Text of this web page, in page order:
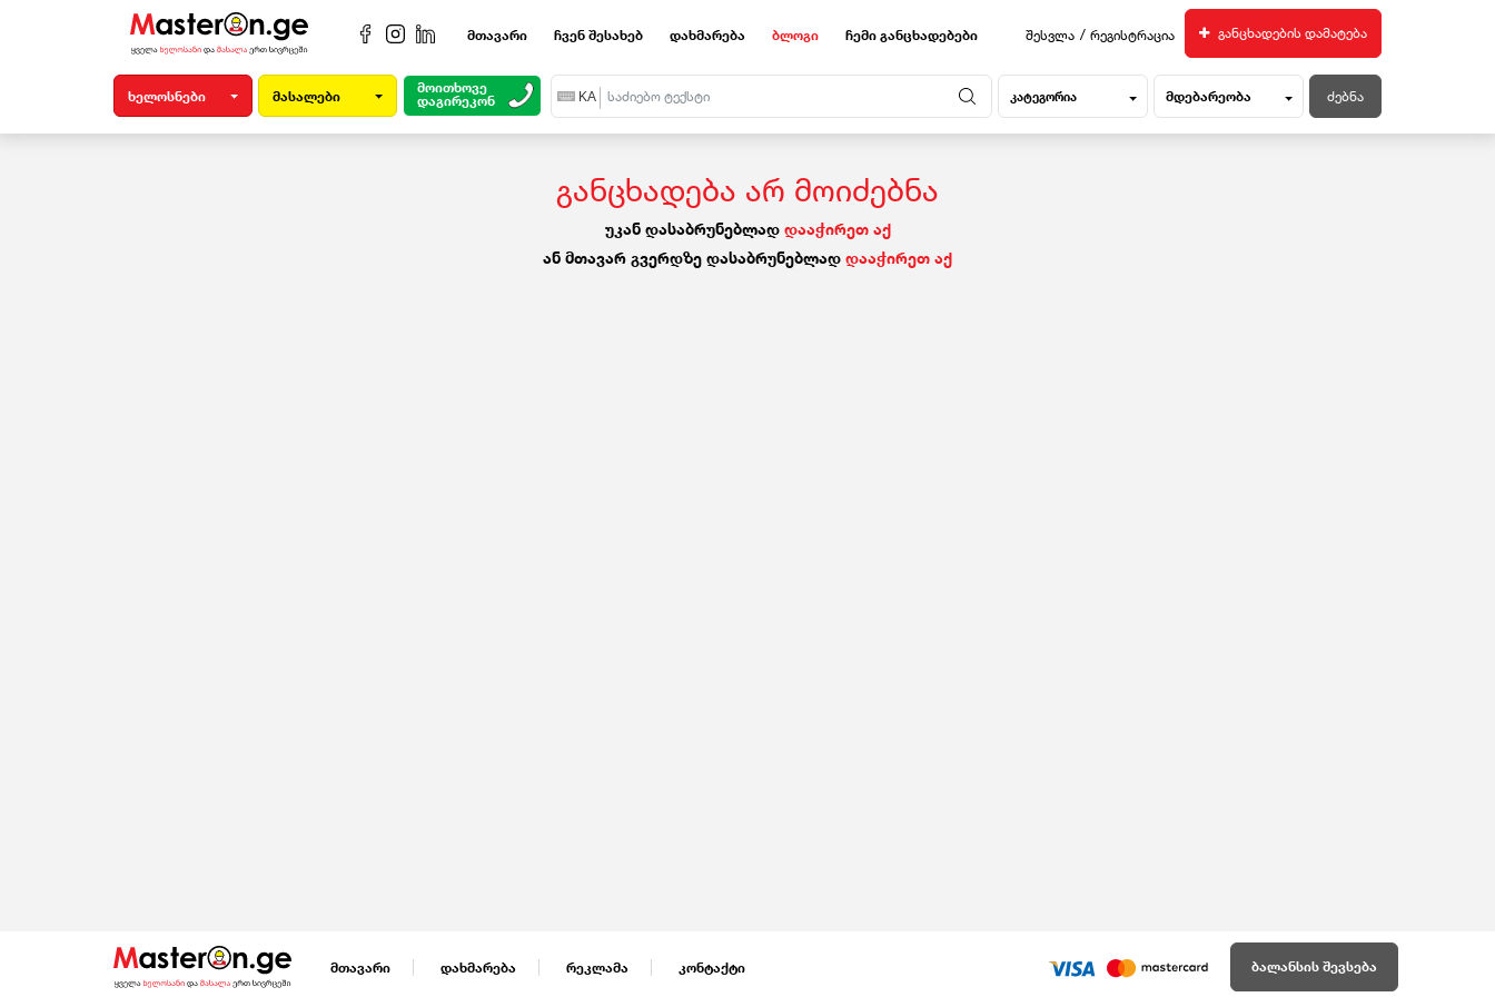
მთავარი ჩვენ შესახებ დახმარება ბლოგი ჩემი განცხადებები შესვლა / რეგისტრაცია განცხადების დამატება
ხელოსნები მასალები
მოითხოვე
დაგირეკონ
EN KA RU კატეგორია მდებარეობა
განცხადება არ მოიძებნა
უკან დასაბრუნებლად დააჭირეთ აქ
ან მთავარ გვერდზე დასაბრუნებლად დააჭირეთ აქ
მთავარი დახმარება რეკლამა კონტაქტი ბალანსის შევსება